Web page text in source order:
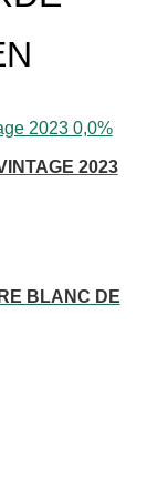
2023
BLANC DE